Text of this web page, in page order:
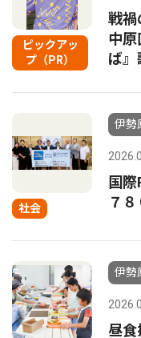
ピックアッ
プ（PR）
戦禍
中
ば』
社会
伊勢
国
７
伊勢
昼